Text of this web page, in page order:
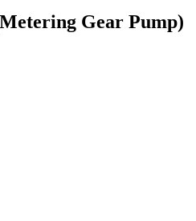
Gear Pump)